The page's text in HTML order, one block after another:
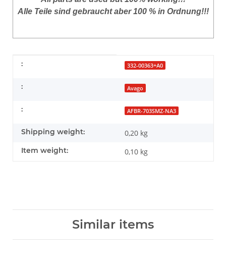
Alle Teile sind gebraucht aber 100 % in Ordnung!!!
Item information
Value
: 332-00363+A0
: Avago
: AFBR-703SMZ-NA3
Shipping weight: 0,20 kg
Item weight: 0,10 kg
Similar items